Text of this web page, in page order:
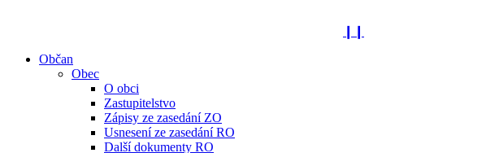
Občan
Obec
O obci
Zastupitelstvo
Zápisy ze zasedání ZO
Usnesení ze zasedání RO
Další dokumenty RO